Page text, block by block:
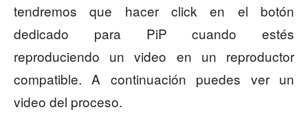
tendremos que hacer click en el botón
dedicado para PiP cuando estés
reproduciendo un video en un reproductor
compatible. A continuación puedes ver un
video del proceso.